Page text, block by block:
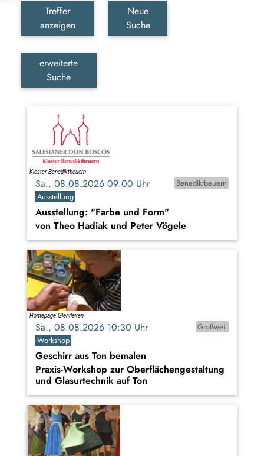
Treffer
anzeigen
Neue
Suche
erweiterte
Suche
Sa., 08.08.2026 09:00 Uhr
Benediktbeuern
Ausstellung
Ausstellung: "Farbe und Form"
von Theo Hadiak und Peter Vögele
Sa., 08.08.2026 10:30 Uhr
Großweil
Workshop
Geschirr aus Ton bemalen
Praxis-Workshop zur Oberflächengestaltung
und Glasurtechnik auf Ton